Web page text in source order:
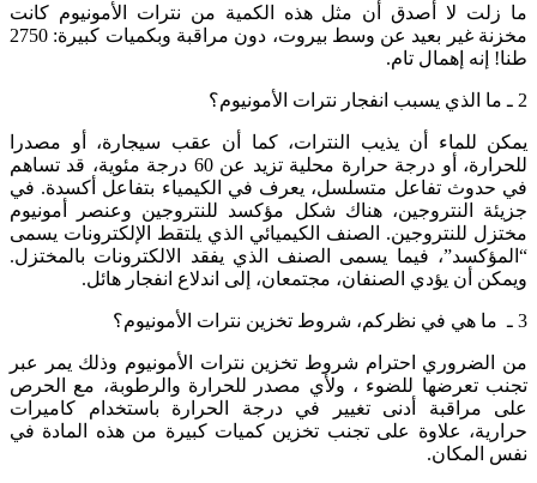
ما زلت لا أصدق أن مثل هذه الكمية من نترات الأمونيوم كانت
مخزنة غير بعيد عن وسط بيروت، دون مراقبة وبكميات كبيرة: 2750
طنا! إنه إهمال تام.
2 ـ ما الذي يسبب انفجار نترات الأمونيوم؟
يمكن للماء أن يذيب النترات، كما أن عقب سيجارة، أو مصدرا
للحرارة، أو درجة حرارة محلية تزيد عن 60 درجة مئوية، قد تساهم
في حدوث تفاعل متسلسل، يعرف في الكيمياء بتفاعل أكسدة. في
جزيئة النتروجين، هناك شكل مؤكسد للنتروجين وعنصر أمونيوم
مختزل للنتروجين. الصنف الكيميائي الذي يلتقط الإلكترونات يسمى
“المؤكسد”، فيما يسمى الصنف الذي يفقد الالكترونات بالمختزل.
ويمكن أن يؤدي الصنفان، مجتمعان، إلى اندلاع انفجار هائل.
3 ـ ما هي في نظركم، شروط تخزين نترات الأمونيوم؟
من الضروري احترام شروط تخزين نترات الأمونيوم وذلك يمر عبر
تجنب تعرضها للضوء ، ولأي مصدر للحرارة والرطوبة، مع الحرص
على مراقبة أدنى تغيير في درجة الحرارة باستخدام كاميرات
حرارية، علاوة على تجنب تخزين كميات كبيرة من هذه المادة في
نفس المكان.